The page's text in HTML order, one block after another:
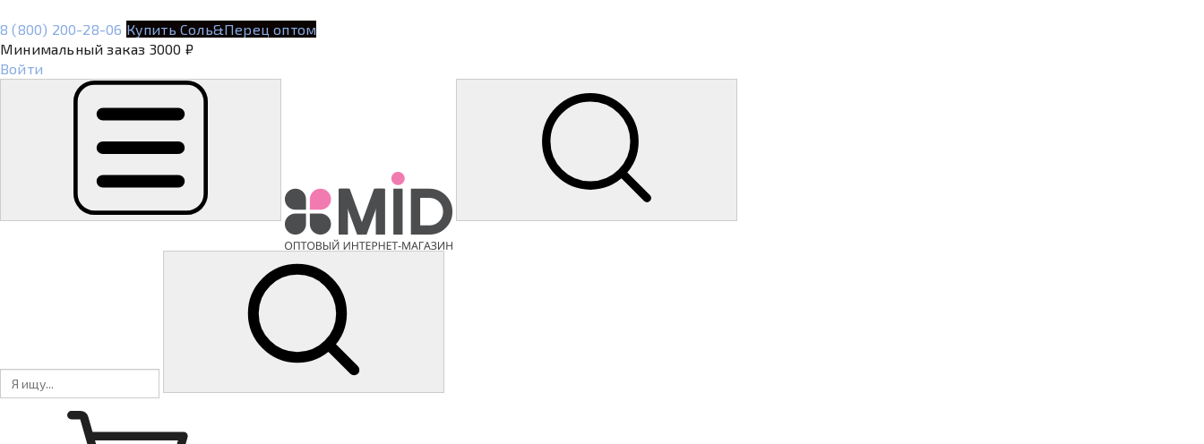
8 (800) 200-28-06 Купить Соль&Перец оптом
Минимальный заказ 3000 ₽
Войти